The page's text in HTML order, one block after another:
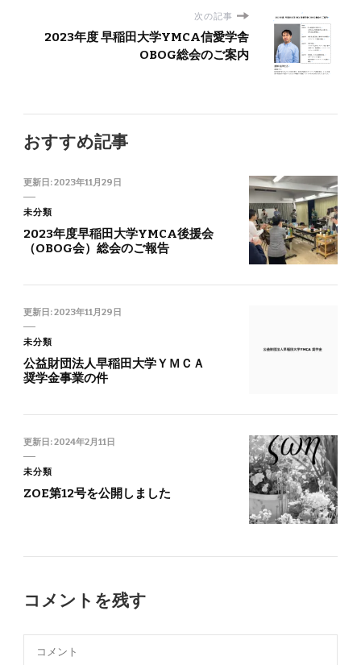
次の記事
2023年度 早稲田大学YMCA信愛学舎
OBOG総会のご案内
おすすめ記事
更新日:2023年11月29日
未分類
2023年度早稲田大学YMCA後援会
（OBOG会）総会のご報告
更新日:2023年11月29日
未分類
公益財団法人早稲田大学ＹＭＣＡ
奨学金事業の件
更新日:2024年2月11日
未分類
ZOE第12号を公開しました
コメントを残す